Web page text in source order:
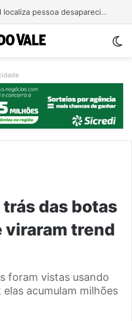
IA de reconhecimento facial localiza pessoa desaparecida há 15 anos; sistema atinge precisão de até 99%
das botas
viraram trend
foram vistas usando
acumulam milhões